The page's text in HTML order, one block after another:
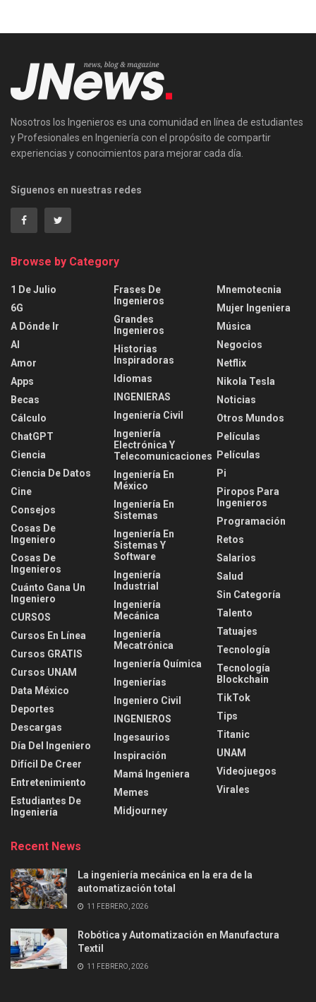
Nosotros los Ingenieros es una comunidad en línea de estudiantes
y Profesionales en Ingeniería con el propósito de compartir
experiencias y conocimientos para mejorar cada día.
Síguenos en nuestras redes
Browse by Category
1 De Julio
6G
A Dónde Ir
AI
Amor
Apps
Becas
Cálculo
ChatGPT
Ciencia
Ciencia De Datos
Cine
Consejos
Cosas De
Ingeniero
Cosas De
Ingenieros
Cuánto Gana Un
Ingeniero
CURSOS
Cursos En Línea
Cursos GRATIS
Cursos UNAM
Data México
Deportes
Descargas
Día Del Ingeniero
Difícil De Creer
Entretenimiento
Estudiantes De
Ingeniería
Frases De
Ingenieros
Grandes
Ingenieros
Historias
Inspiradoras
Idiomas
INGENIERAS
Ingeniería Civil
Ingeniería
Electrónica Y
Telecomunicaciones
Ingeniería En
México
Ingeniería En
Sistemas
Ingeniería En
Sistemas Y
Software
Ingeniería
Industrial
Ingeniería
Mecánica
Ingeniería
Mecatrónica
Ingeniería Química
Ingenierías
Ingeniero Civil
INGENIEROS
Ingesaurios
Inspiración
Mamá Ingeniera
Memes
Midjourney
Mnemotecnia
Mujer Ingeniera
Música
Negocios
Netflix
Nikola Tesla
Noticias
Otros Mundos
Películas
Películas
Pi
Piropos Para
Ingenieros
Programación
Retos
Salarios
Salud
Sin Categoría
Talento
Tatuajes
Tecnología
Tecnología
Blockchain
TikTok
Tips
Titanic
UNAM
Videojuegos
Virales
Recent News
La ingeniería mecánica en la era de la
automatización total
11 FEBRERO, 2026
Robótica y Automatización en Manufactura
Textil
11 FEBRERO, 2026